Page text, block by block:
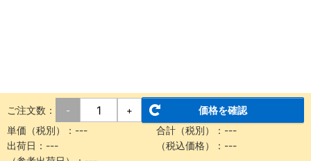
ご注文数： - +
価格を確認
単価（税別）： --- 合計（税別）： ---
出荷日： --- （税込価格）： ---